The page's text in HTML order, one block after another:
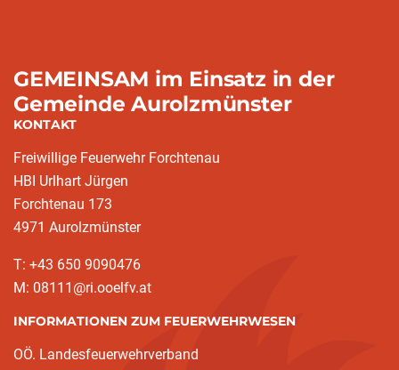
GEMEINSAM im Einsatz in der
Gemeinde Aurolzmünster
KONTAKT
Freiwillige Feuerwehr Forchtenau
HBI Urlhart Jürgen
Forchtenau 173
4971 Aurolzmünster
T: +43 650 9090476
M: 08111@ri.ooelfv.at
INFORMATIONEN ZUM FEUERWEHRWESEN
OÖ. Landesfeuerwehrverband